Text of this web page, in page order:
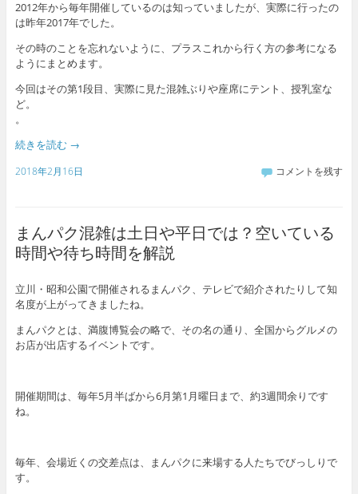
2012年から毎年開催しているのは知っていましたが、実際に行ったの
は昨年2017年でした。
その時のことを忘れないように、プラスこれから行く方の参考になる
ようにまとめます。
今回はその第1段目、実際に見た混雑ぶりや座席にテント、授乳室な
ど。
。
続きを読む →
2018年2月16日 コメントを残す
まんパク混雑は土日や平日では？空いている
時間や待ち時間を解説
立川・昭和公園で開催されるまんパク、テレビで紹介されたりして知
名度が上がってきましたね。
まんパクとは、満腹博覧会の略で、その名の通り、全国からグルメの
お店が出店するイベントです。
開催期間は、毎年5月半ばから6月第1月曜日まで、約3週間余りです
ね。
毎年、会場近くの交差点は、まんパクに来場する人たちでびっしりで
す。